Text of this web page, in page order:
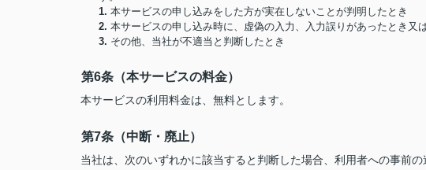
1. 本サービスの申し込みをした方が実在しないことが判明したとき
2. 本サービスの申し込み時に、虚偽の入力、入力誤りがあったとき又
3. その他、当社が不適当と判断したとき
第6条（本サービスの料金）
本サービスの利用料金は、無料とします。
第7条（中断・廃止）
当社は、次のいずれかに該当すると判断した場合、利用者への事前